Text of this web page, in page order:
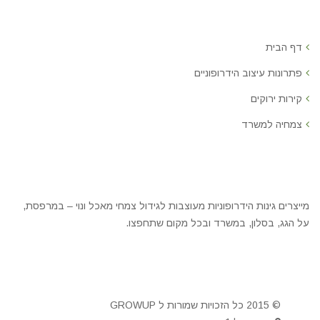
דף הבית
פתרונות עיצוב הידרופוניים
קירות ירוקים
צמחיה למשרד
מייצרים גינות הידרופוניות מעוצבות לגידול צמחי מאכל ונוי – במרפסת,
על הגג, בסלון, במשרד ובכל מקום שתחפצו.
© 2015 כל הזכויות שמורות ל GROWUP